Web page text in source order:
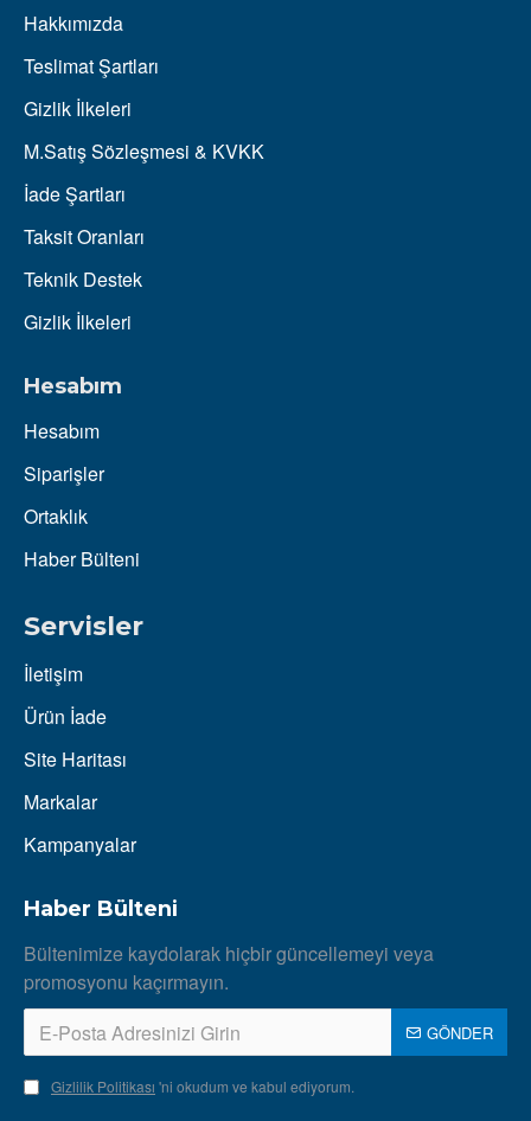
Hakkımızda
Teslimat Şartları
Gizlik İlkeleri
M.Satış Sözleşmesi & KVKK
İade Şartları
Taksit Oranları
Teknik Destek
Gizlik İlkeleri
Hesabım
Hesabım
Siparişler
Ortaklık
Haber Bülteni
Servisler
İletişim
Ürün İade
Site Haritası
Markalar
Kampanyalar
Haber Bülteni
Bültenimize kaydolarak hiçbir güncellemeyi veya
promosyonu kaçırmayın.
GÖNDER
Gizlilik Politikası 'ni okudum ve kabul ediyorum.